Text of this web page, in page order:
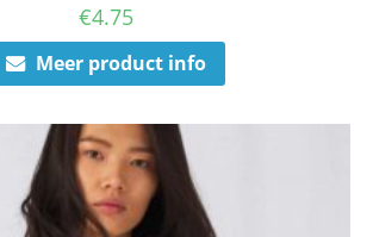
€4.75
Meer product info